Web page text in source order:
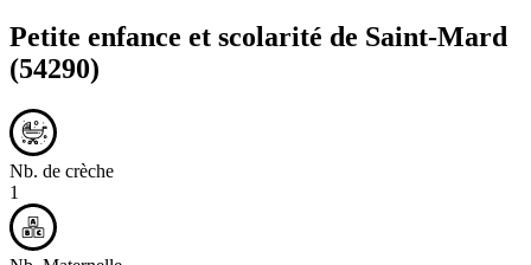
Petite enfance et scolarité de Saint-Mard
(54290)
Nb. de crèche
1